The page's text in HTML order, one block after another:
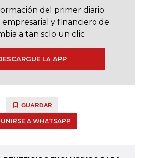
del primer diario
empresarial y financiero de
a tan solo un clic
LA APP
GUARDAR
UNIRSE A WHATSAPP